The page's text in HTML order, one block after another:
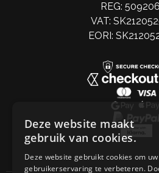
REG:
VAT:
EORI:
Deze website maakt
gebruik van cookies.
Deze website gebruikt cookies om uw
gebruikerservaring te verbeteren.